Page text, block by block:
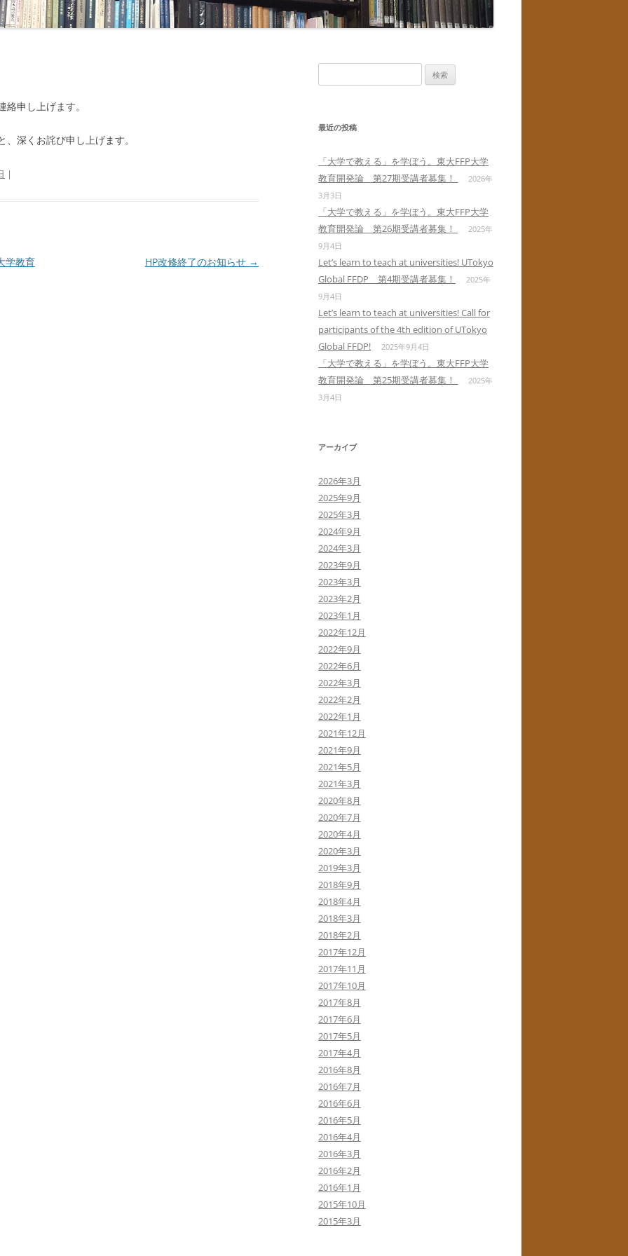
申し上げます。
深くお詫び申し上げます。
|
学教育
HP改修終了のお知らせ →
索:
最近の投稿
「大学で教える」を学ぼう。東大FFP大学
教育開発論 第27期受講者募集！
2026年
3月3日
「大学で教える」を学ぼう。東大FFP大学
教育開発論 第26期受講者募集！
2025年
9月4日
Let’s learn to teach at universities! UTokyo
Global FFDP 第4期受講者募集！
2025年
9月4日
Let’s learn to teach at universities! Call for
participants of the 4th edition of UTokyo
Global FFDP!
2025年9月4日
「大学で教える」を学ぼう。東大FFP大学
教育開発論 第25期受講者募集！
2025年
3月4日
アーカイブ
2026年3月
2025年9月
2025年3月
2024年9月
2024年3月
2023年9月
2023年3月
2023年2月
2023年1月
2022年12月
2022年9月
2022年6月
2022年3月
2022年2月
2022年1月
2021年12月
2021年9月
2021年5月
2021年3月
2020年8月
2020年7月
2020年4月
2020年3月
2019年3月
2018年9月
2018年4月
2018年3月
2018年2月
2017年12月
2017年11月
2017年10月
2017年8月
2017年6月
2017年5月
2017年4月
2016年8月
2016年7月
2016年6月
2016年5月
2016年4月
2016年3月
2016年2月
2016年1月
2015年10月
2015年3月